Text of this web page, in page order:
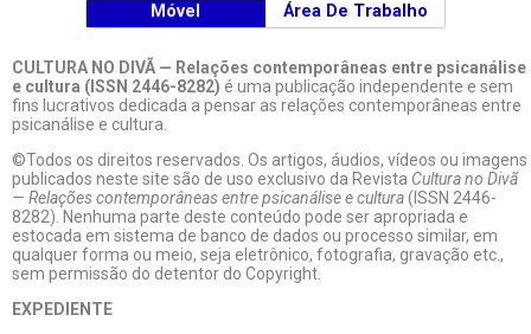
Móvel Área De Trabalho
CULTURA NO DIVÃ — Relações contemporâneas entre psicanálise
e cultura (ISSN 2446-8282) é uma publicação independente e sem
fins lucrativos dedicada a pensar as relações contemporâneas entre
psicanálise e cultura.
©Todos os direitos reservados. Os artigos, áudios, vídeos ou imagens
publicados neste site são de uso exclusivo da Revista Cultura no Divã
— Relações contemporâneas entre psicanálise e cultura(ISSN 2446-
8282). Nenhuma parte deste conteúdo pode ser apropriada e
estocada em sistema de banco de dados ou processo similar, em
qualquer forma ou meio, seja eletrônico, fotografia, gravação etc.,
sem permissão do detentor do Copyright.
EXPEDIENTE